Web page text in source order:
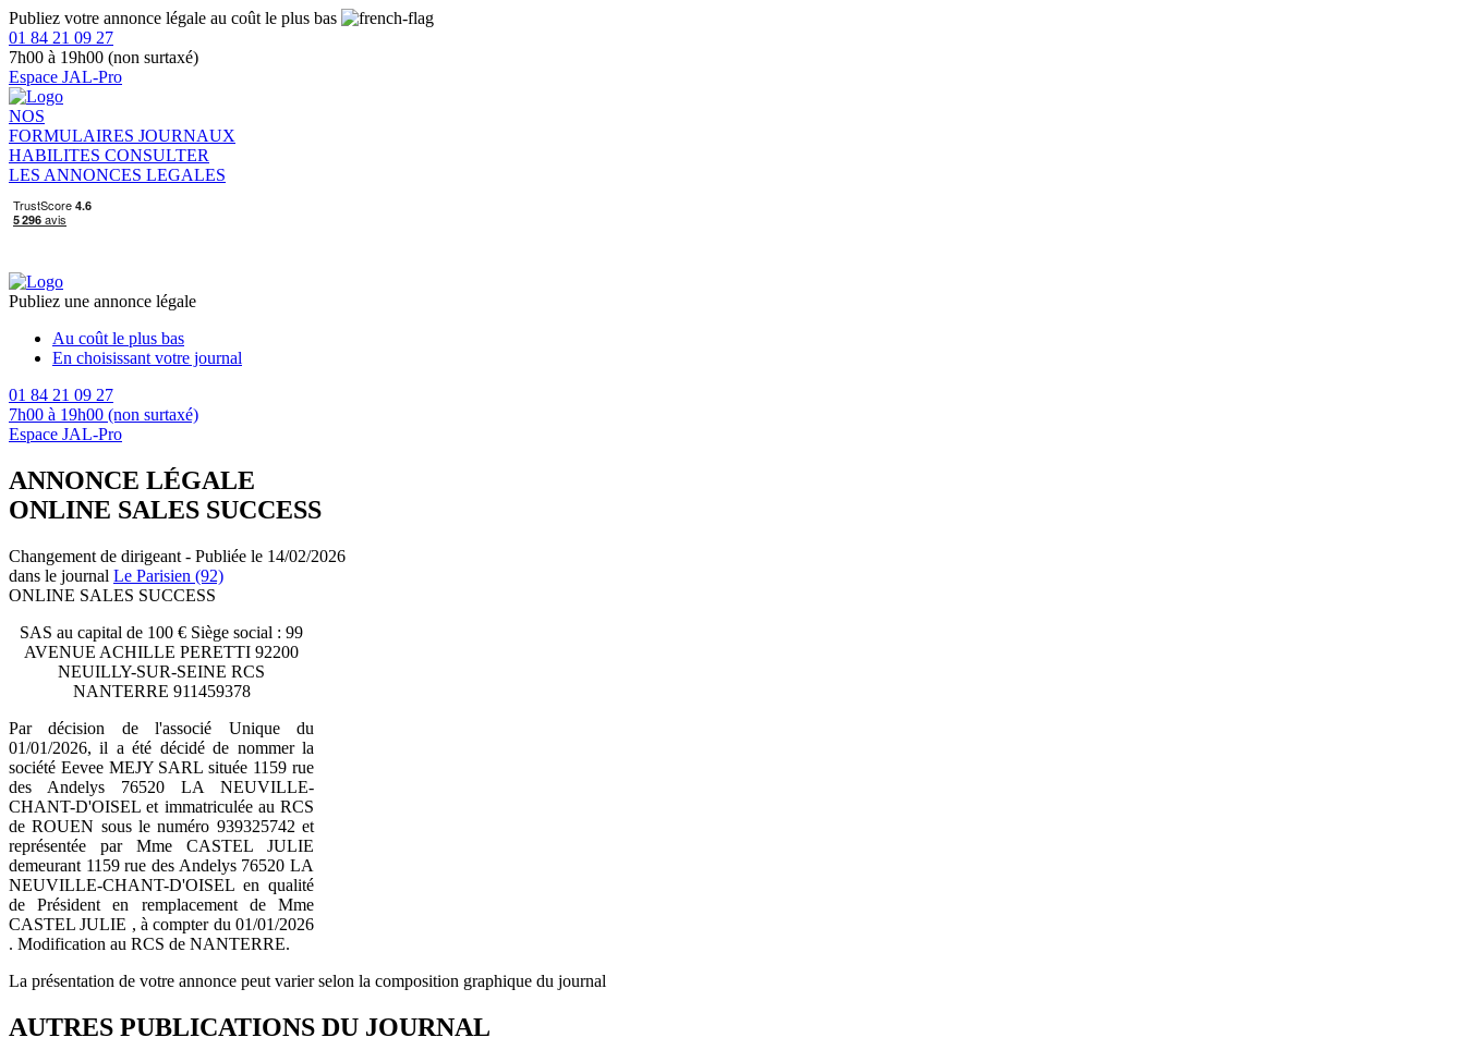
Publiez votre annonce légale au coût le plus bas
01 84 21 09 27
7h00 à 19h00 (non surtaxé)
Espace JAL-Pro
NOS
FORMULAIRES JOURNAUX
HABILITES CONSULTER
LES ANNONCES LEGALES
Publiez une annonce légale
Au coût le plus bas
En choisissant votre journal
01 84 21 09 27
7h00 à 19h00 (non surtaxé)
Espace JAL-Pro
ANNONCE LÉGALE
ONLINE SALES SUCCESS
Changement de dirigeant - Publiée le 14/02/2026
dans le journal Le Parisien (92)
ONLINE SALES SUCCESS
SAS au capital de 100 € Siège social : 99
AVENUE ACHILLE PERETTI 92200
NEUILLY-SUR-SEINE RCS
NANTERRE 911459378
Par décision de l'associé Unique du
01/01/2026, il a été décidé de nommer la
société Eevee MEJY SARL située 1159 rue
des Andelys 76520 LA NEUVILLE-
CHANT-D'OISEL et immatriculée au RCS
de ROUEN sous le numéro 939325742 et
représentée par Mme CASTEL JULIE
demeurant 1159 rue des Andelys 76520 LA
NEUVILLE-CHANT-D'OISEL en qualité
de Président en remplacement de Mme
CASTEL JULIE , à compter du 01/01/2026
. Modification au RCS de NANTERRE.
La présentation de votre annonce peut varier selon la composition graphique du journal
AUTRES PUBLICATIONS DU JOURNAL